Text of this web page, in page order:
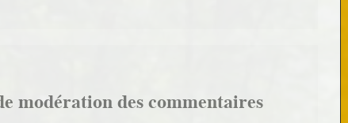
modération des commentaires